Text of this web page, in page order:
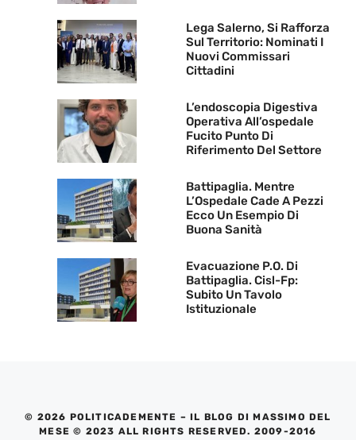
Lega Salerno, Si Rafforza
Sul Territorio: Nominati I
Nuovi Commissari
Cittadini
L’endoscopia Digestiva
Operativa All’ospedale
Fucito Punto Di
Riferimento Del Settore
Battipaglia. Mentre
L’Ospedale Cade A Pezzi
Ecco Un Esempio Di
Buona Sanità
Evacuazione P.O. Di
Battipaglia. Cisl-Fp:
Subito Un Tavolo
Istituzionale
© 2026 POLITICADEMENTE – IL BLOG DI MASSIMO DEL
MESE © 2023 ALL RIGHTS RESERVED. 2009-2016